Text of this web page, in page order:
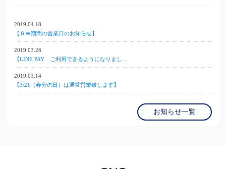
2019.04.18
【ＧＷ期間の営業日のお知らせ】
2019.03.26
【LINE PAY ご利用できるようになりまし…
2019.03.14
【3/21（春分の日）は通常営業致します】
お知らせ一覧